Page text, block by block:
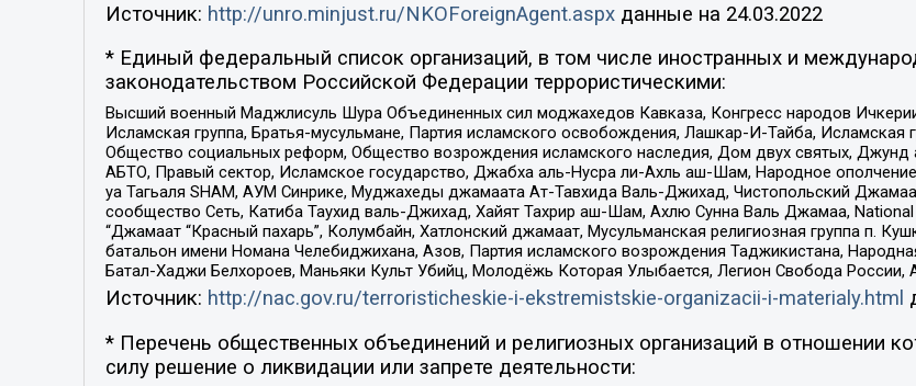
Источник: http://unro.minjust.ru/NKOForeignAgent.aspxданные на 24.03.2022
* Единый федеральный список организаций, в том числе иностранных и
законодательством Российской Федерации террористическими:
Высший военный Маджлисуль Шура Объединенных сил моджахедов Кавказа, Конгресс народов
Исламская группа, Братья-мусульмане, Партия исламского освобождения, Лашкар-И-Тайба, Исламская
Общество социальных реформ, Общество возрождения исламского наследия, Дом двух святых,
АБТО, Правый сектор, Исламское государство, Джабха аль-Нусра ли-Ахль аш-Шам, Народное
уа Тагьаля SHAM, АУМ Синрике, Муджахеды джамаата Ат-Тавхида Валь-Джихад, Чистопольский
сообщество Сеть, Катиба Таухид валь-Джихад, Хайят Тахрир аш-Шам, Ахлю Сунна Валь Джамаа, National
“Джамаат “Красный пахарь”, Колумбайн, Хатлонский джамаат, Мусульманская религиозная группа п.
батальон имени Номана Челебиджихана, Азов, Партия исламского возрождения Таджикистана,
Батал-Хаджи Белхороев, Маньяки Культ Убийц, Молодёжь Которая Улыбается, Легион Свобода России,
Источник: http://nac.gov.ru/terroristicheskie-i-ekstremistskie-organizacii-i-materialy.html
* Перечень общественных объединений и религиозных организаций в отношении
силу решение о ликвидации или запрете деятельности: